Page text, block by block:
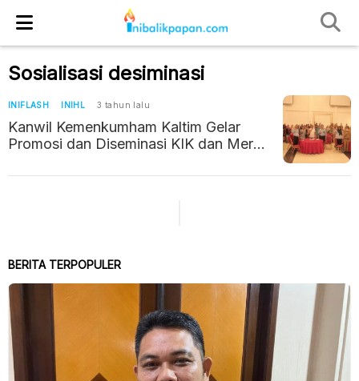
Sosialisasi desiminasi
INIFLASH INIHL 3 tahun lalu
Kanwil Kemenkumham Kaltim Gelar
Promosi dan Diseminasi KIK dan Merek
BERITA TERPOPULER